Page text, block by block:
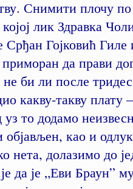
Снимити плочу
лик Здравка
Срђан Гојковић Гиле
да прави
би ли после
какву-такву плату
то додамо
објављен, као и
нета, долазимо до
да је „Еви Браун”